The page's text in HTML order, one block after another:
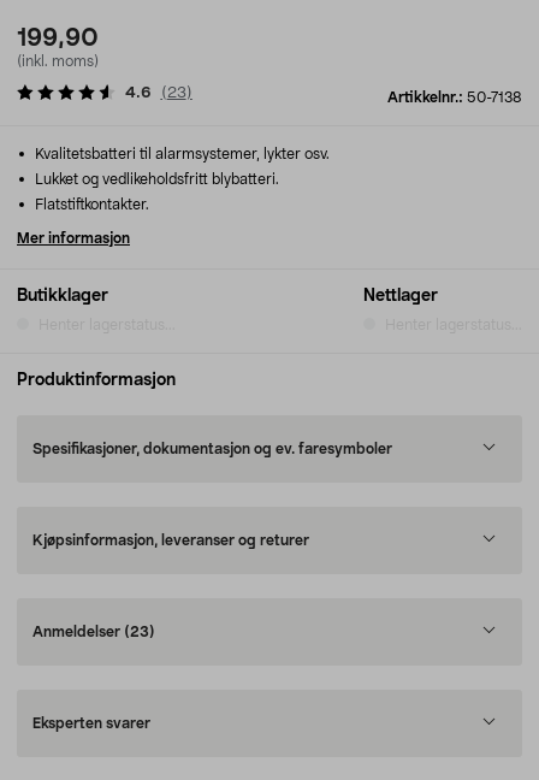
199,90
(inkl. moms)
Artikkelnr.: 50-7138
4.6 ( 23)
Butikklager Nettlager
Kvalitetsbatteri til alarmsystemer, lykter osv.
Lukket og vedlikeholdsfritt blybatteri.
Flatstiftkontakter.
Mer informasjon
Produktinformasjon
Spesifikasjoner, dokumentasjon og ev. faresymboler
Kjøpsinformasjon, leveranser og returer
Anmeldelser (23)
Eksperten svarer